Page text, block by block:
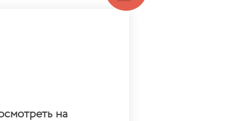
на